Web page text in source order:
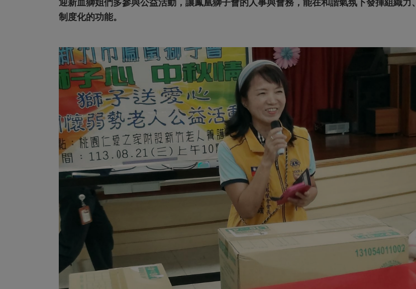
迎新血獅姐們多參與公益活動，讓鳳凰獅子會的人事與會務，能在和諧氣氛下發揮組織力、
制度化的功能。